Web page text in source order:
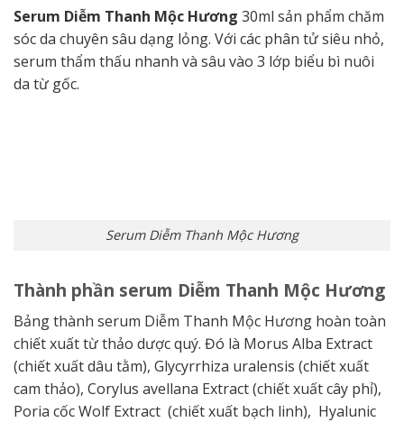
Serum Diễm Thanh Mộc Hương 30ml sản phẩm chăm
sóc da chuyên sâu dạng lỏng. Với các phân tử siêu nhỏ,
serum thẩm thấu nhanh và sâu vào 3 lớp biểu bì nuôi
da từ gốc.
Serum Diễm Thanh Mộc Hương
Thành phần serum Diễm Thanh Mộc Hương
Bảng thành serum Diễm Thanh Mộc Hương hoàn toàn
chiết xuất từ thảo dược quý. Đó là Morus Alba Extract
(chiết xuất dâu tằm), Glycyrrhiza uralensis (chiết xuất
cam thảo), Corylus avellana Extract (chiết xuất cây phỉ),
Poria cốc Wolf Extract (chiết xuất bạch linh), Hyalunic